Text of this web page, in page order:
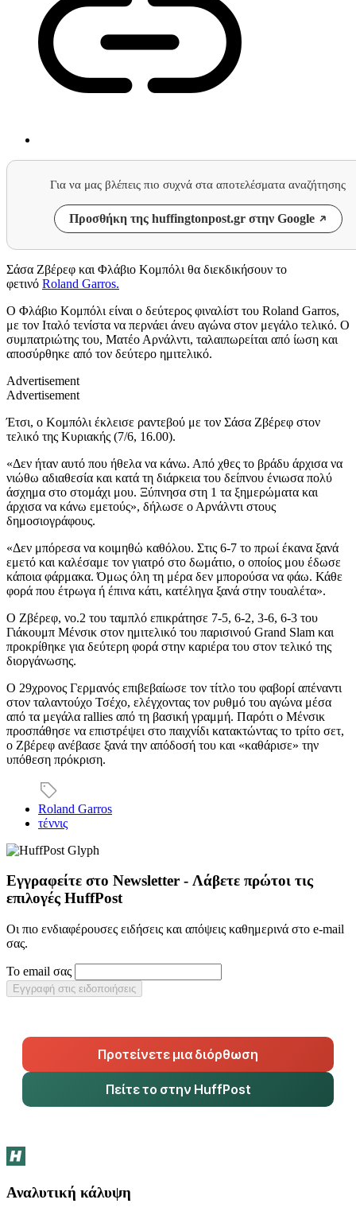
Για να μας βλέπεις πιο συχνά στα αποτελέσματα αναζήτησης
Προσθήκη της huffingtonpost.gr στην Google
Σάσα Ζβέρεφ και Φλάβιο Κομπόλι θα διεκδικήσουν το
φετινό Roland Garros.
Ο Φλάβιο Κομπόλι είναι ο δεύτερος φιναλίστ του Roland Garros,
με τον Ιταλό τενίστα να περνάει άνευ αγώνα στον μεγάλο τελικό. Ο
συμπατριώτης του, Ματέο Αρνάλντι, ταλαιπωρείται από ίωση και
αποσύρθηκε από τον δεύτερο ημιτελικό.
Advertisement
Advertisement
Έτσι, ο Κομπόλι έκλεισε ραντεβού με τον Σάσα Ζβέρεφ στον
τελικό της Κυριακής (7/6, 16.00).
«Δεν ήταν αυτό που ήθελα να κάνω. Από χθες το βράδυ άρχισα να
νιώθω αδιαθεσία και κατά τη διάρκεια του δείπνου ένιωσα πολύ
άσχημα στο στομάχι μου. Ξύπνησα στη 1 τα ξημερώματα και
άρχισα να κάνω εμετούς», δήλωσε ο Αρνάλντι στους
δημοσιογράφους.
«Δεν μπόρεσα να κοιμηθώ καθόλου. Στις 6-7 το πρωί έκανα ξανά
εμετό και καλέσαμε τον γιατρό στο δωμάτιο, ο οποίος μου έδωσε
κάποια φάρμακα. Όμως όλη τη μέρα δεν μπορούσα να φάω. Κάθε
φορά που έτρωγα ή έπινα κάτι, κατέληγα ξανά στην τουαλέτα».
Ο Ζβέρεφ, νο.2 του ταμπλό επικράτησε 7-5, 6-2, 3-6, 6-3 του
Γιάκουμπ Μένσικ στον ημιτελικό του παρισινού Grand Slam και
προκρίθηκε για δεύτερη φορά στην καριέρα του στον τελικό της
διοργάνωσης.
Ο 29χρονος Γερμανός επιβεβαίωσε τον τίτλο του φαβορί απέναντι
στον ταλαντούχο Τσέχο, ελέγχοντας τον ρυθμό του αγώνα μέσα
από τα μεγάλα rallies από τη βασική γραμμή. Παρότι ο Μένσικ
προσπάθησε να επιστρέψει στο παιχνίδι κατακτώντας το τρίτο σετ,
ο Ζβέρεφ ανέβασε ξανά την απόδοσή του και «καθάρισε» την
υπόθεση πρόκριση.
Roland Garros
τέννις
Εγγραφείτε στο Newsletter - Λάβετε πρώτοι τις
επιλογές HuffPost
Οι πιο ενδιαφέρουσες ειδήσεις και απόψεις καθημερινά στο e-mail
σας.
Το email σας
Εγγραφή στις ειδοποιήσεις
Προτείνετε μια διόρθωση
Πείτε το στην HuffPost
Αναλυτική κάλυψη